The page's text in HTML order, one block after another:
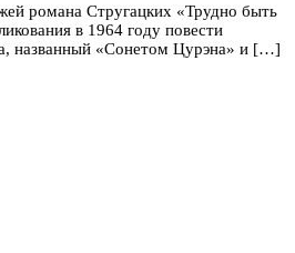
романа Стругацких «Трудно быть
в 1964 году повести
названный «Сонетом Цурэна» и […]